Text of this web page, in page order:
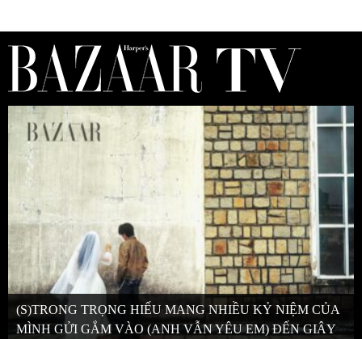
(S)TRONG TRỌNG HIẾU MANG NHIỀU KỶ NIỆM CỦA
MÌNH GỬI GẮM VÀO (ANH VẪN YÊU EM) ĐẾN GIÂY